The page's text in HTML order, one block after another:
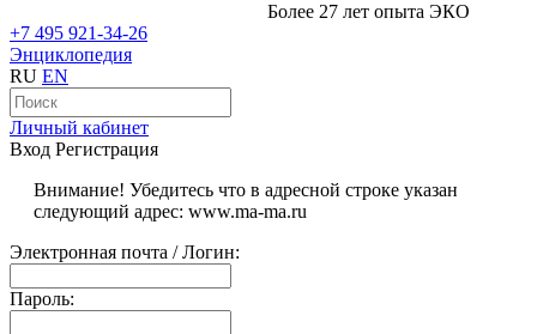
Более 27 лет опыта ЭКО
+7 495 921-34-26
Энциклопедия
RU EN
Личный кабинет
Вход Регистрация
Внимание! Убедитесь что в адресной строке указан
следующий адрес: www.ma-ma.ru
Электронная почта / Логин:
Пароль: